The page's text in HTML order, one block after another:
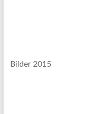
Bilder 2015